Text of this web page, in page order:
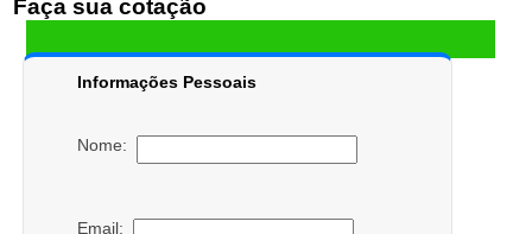
Faça sua cotação
Informações Pessoais
Nome:
Email: